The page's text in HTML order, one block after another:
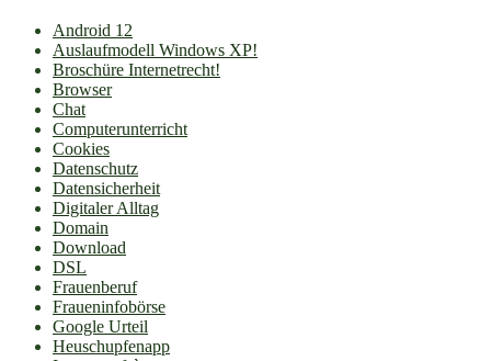
Android 12
Auslaufmodell Windows XP!
Broschüre Internetrecht!
Browser
Chat
Computerunterricht
Cookies
Datenschutz
Datensicherheit
Digitaler Alltag
Domain
Download
DSL
Frauenberuf
Fraueninfobörse
Google Urteil
Heuschupfenapp